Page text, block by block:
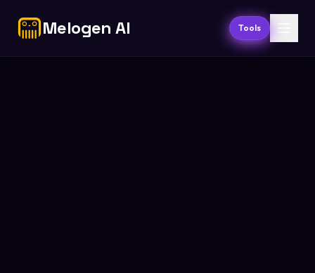
Melogen AI Tools